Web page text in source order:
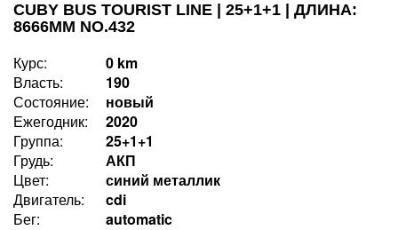
CUBY BUS TOURIST LINE | 25+1+1 | ДЛИНА:
8666MM NO.432
Курс:
0 km
Власть:
190
Состояние:
новый
Ежегодник:
2020
Группа:
25+1+1
Грудь:
АКП
Цвет:
синий металлик
Двигатель:
cdi
Бег:
automatic